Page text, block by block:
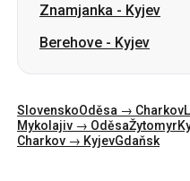
Znamjanka - Kyjev
Berehove - Kyjev
SlovenskoOděsa → Charkov
Mykolajiv → OděsaŽytomyr
Charkov → KyjevGdaňsk